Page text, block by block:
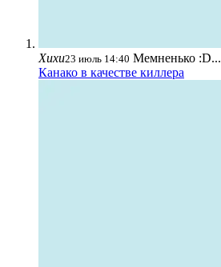
Хихи23 июль 14:40 Мемненько :D...
Канако в качестве киллера